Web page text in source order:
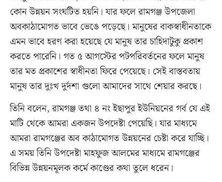
কোন উন্নয়ন সংঘটিত হয়নি। যার ফলে রামগঞ্জ উপজেলা
অবকাঠামোগত ভাবে ভেঙে পড়েছে। মানুষের বাকস্বাধীনতাকে
এমন ভাবে হরণ করা হয়েছে যে মানুষ তার চাহিদাটুকু প্রকাশ
করতে পারেনি। গত ৫ আগস্টের পটপরিবর্তনের ফলে মানুষ
তার মত প্রকাশের স্বাধীনতা ফিরে পেয়েছে। সেই বাস্তবতায়
মানুষ তার দুঃখ দুর্দশা গুলো আমাদের সাথে শেয়ার করছে।
‎তিনি বলেন, রামগঞ্জ তথা ৪ নং ইছাপুর ইউনিয়নের গর্ব যে এই
মাটি থেকে আমরা একজন উপদেষ্টা পেয়েছি। যার মাধ্যমে
আমরা রামগঞ্জের অব কাঠামোগত উন্নয়নের চেষ্টা করে যাচ্ছি।
এ সময় তিনি উপদেষ্টা মাহফুজ আলমের মাধ্যমে রামগঞ্জের
বিভিন্ন উন্নয়নমূলক কর্মে কাণ্ডের কথা তুলে ধরেন।